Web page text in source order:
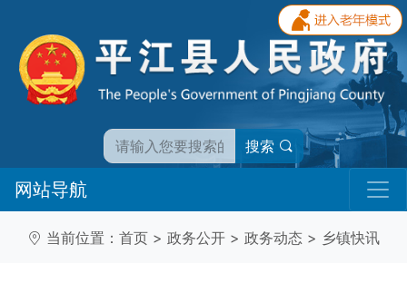
搜索
网站导航
当前位置： 首页 > 政务公开 > 政务动态 > 乡镇快讯